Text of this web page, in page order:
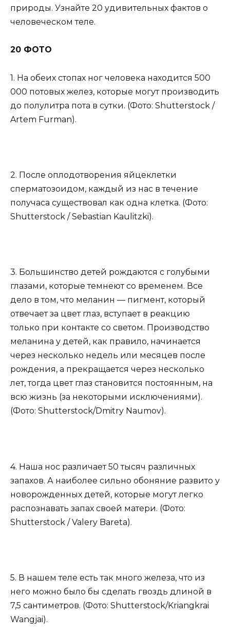
природы. Узнайте 20 удивительных фактов о
человеческом теле.
20 ФОТО
1. На обеих стопах ног человека находится 500
000 потовых желез, которые могут производить
до полулитра пота в сутки. (Фото: Shutterstock /
Artem Furman).
2. После оплодотворения яйцеклетки
сперматозоидом, каждый из нас в течение
получаса существовал как одна клетка. (Фото:
Shutterstock / Sebastian Kaulitzki).
3. Большинство детей рождаются с голубыми
глазами, которые темнеют со временем. Все
дело в том, что меланин — пигмент, который
отвечает за цвет глаз, вступает в реакцию
только при контакте со светом. Производство
меланина у детей, как правило, начинается
через несколько недель или месяцев после
рождения, а прекращается через несколько
лет, тогда цвет глаз становится постоянным, на
всю жизнь (за некоторыми исключениями).
(Фото: Shutterstock/Dmitry Naumov).
4. Наша нос различает 50 тысяч различных
запахов. А наиболее сильно обоняние развито у
новорожденных детей, которые могут легко
распознавать запах своей матери. (Фото:
Shutterstock / Valery Bareta).
5. В нашем теле есть так много железа, что из
него можно было бы сделать гвоздь длиной в
7,5 сантиметров. (Фото: Shutterstock/Kriangkrai
Wangjai).